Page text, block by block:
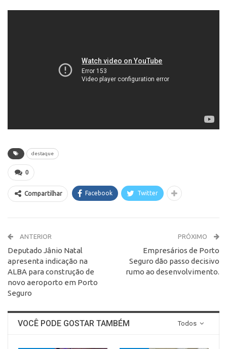
destaque
0
Compartilhar Facebook Twitter
ANTERIOR
Deputado Jânio Natal
apresenta indicação na
ALBA para construção de
novo aeroporto em Porto
Seguro
PRÓXIMO
Empresários de Porto
Seguro dão passo decisivo
rumo ao desenvolvimento.
Todos
VOCÊ PODE GOSTAR TAMBÉM